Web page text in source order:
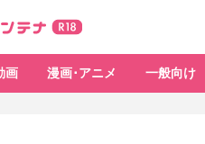
画 漫画･アニメ 一般向け